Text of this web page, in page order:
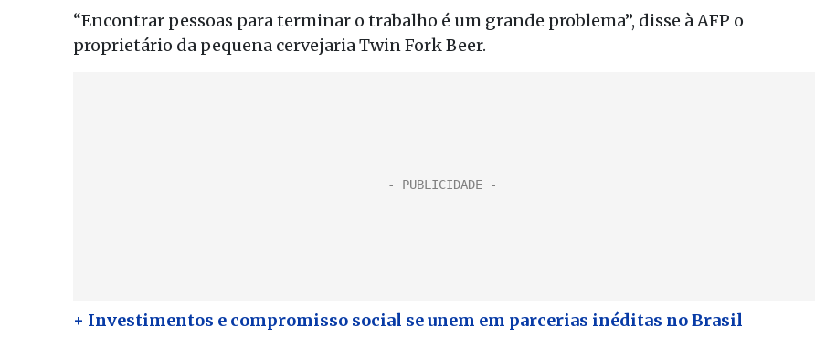
“Encontrar pessoas para terminar o trabalho é um grande problema”, disse à AFP o
proprietário da pequena cervejaria Twin Fork Beer.
+ Investimentos e compromisso social se unem em parcerias inéditas no Brasil